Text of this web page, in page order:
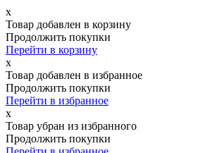
х
Товар добавлен в корзину
Продолжить покупки
Перейти в корзину
х
Товар добавлен в избранное
Продолжить покупки
Перейти в избранное
х
Товар убран из избранного
Продолжить покупки